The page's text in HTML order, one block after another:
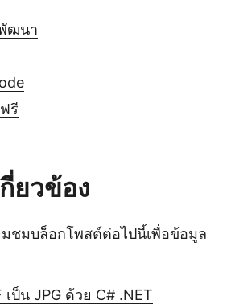
ฒนา
รี
ยวข้อง
มชมบล็อกโพสต์ต่อไปนี้เพื่อข้อมูล
ป็น JPG ด้วย C# .NET